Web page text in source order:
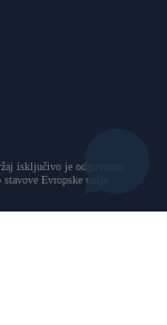
isključivo je odgovorno
Evropske unije.